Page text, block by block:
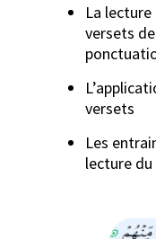
La
versets
versets
Les
lecture du